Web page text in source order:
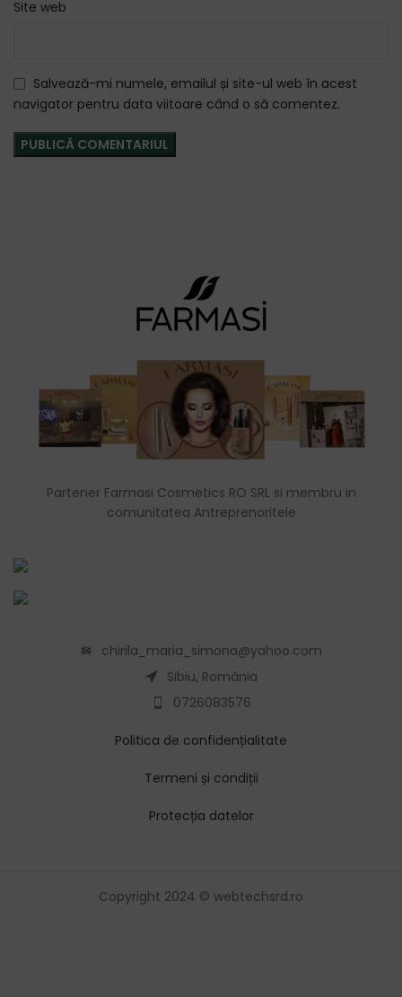
Site web
Salvează-mi numele, emailul și site-ul web în acest
navigator pentru data viitoare când o să comentez.
Partener Farmasi Cosmetics RO SRL si membru in
comunitatea Antreprenoritele
chirila_maria_simona@yahoo.com
Sibiu, România
0726083576
Politica de confidențialitate
Termeni și condiții
Protecția datelor
Copyright 2024 © webtechsrd.ro